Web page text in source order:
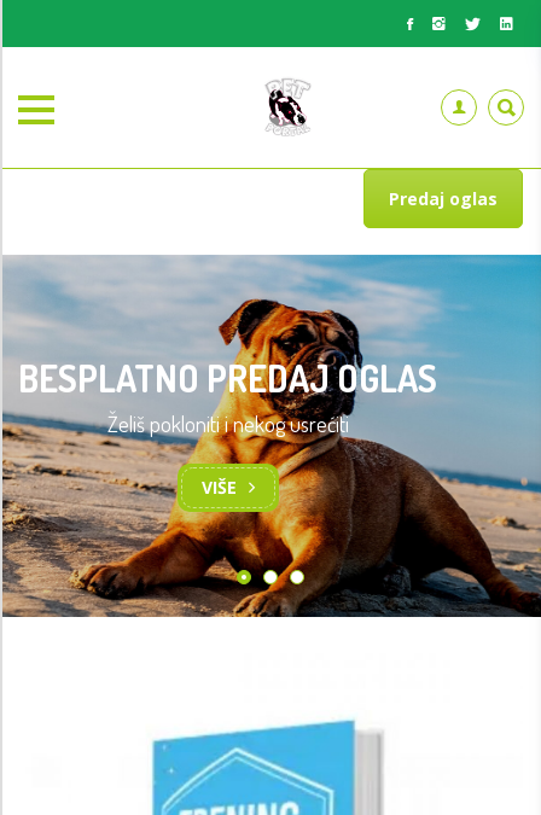
Predaj oglas
BESPLATNO PREDAJ OGLAS
Želiš pokloniti i nekog usrećiti
VIŠE